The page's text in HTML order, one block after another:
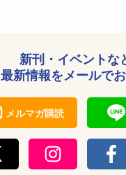
新刊・イベントな
最新情報をメールで
メルマガ購読